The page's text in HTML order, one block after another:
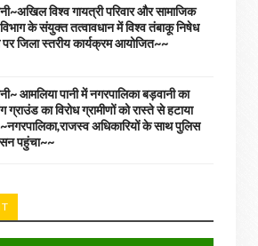
विश्व गायत्री परिवार और सामाजिक
के संयुक्त तत्वावधान में विश्व तंबाकू निषेध
पर जिला स्तरीय कार्यक्रम आयोजित~~
आमलिया पानी में नगरपालिका बड़वानी का
ग्राउंड का विरोध ग्रामीणों को रास्ते से हटाया
अधिकारियों के साथ पुलिस
पहुंचा~~